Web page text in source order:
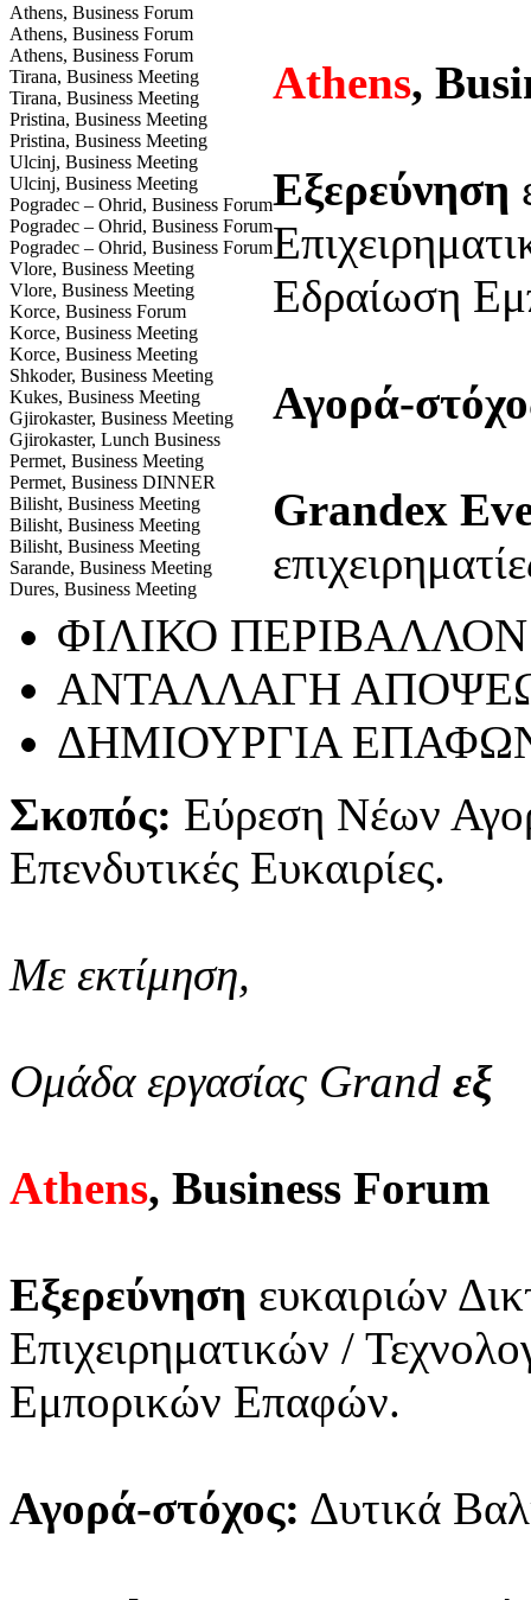
Athens, Business Forum
Athens, Business Forum
Athens, Business Forum
Tirana, Business Meeting
Tirana, Business Meeting
Pristina, Business Meeting
Pristina, Business Meeting
Ulcinj, Business Meeting
Ulcinj, Business Meeting
Pogradec – Ohrid, Business Forum
Pogradec – Ohrid, Business Forum
Pogradec – Ohrid, Business Forum
Vlore, Business Meeting
Vlore, Business Meeting
Korce, Business Forum
Korce, Business Meeting
Korce, Business Meeting
Shkoder, Business Meeting
Kukes, Business Meeting
Gjirokaster, Business Meeting
Gjirokaster, Lunch Business
Permet, Business Meeting
Permet, Business DINNER
Bilisht, Business Meeting
Bilisht, Business Meeting
Bilisht, Business Meeting
Sarande, Business Meeting
Dures, Business Meeting
Athens,
Εξερεύνηση
Εδραίωση
Αγορά-
Grandex
ΦΙΛΙΚΟ ΠΕΡΙΒΑΛΛΟΝ
ΑΝΤΑΛΛΑΓΗ
ΔΗΜΙΟΥΡΓΙΑ
Σκοπός: Εύρεση Νέων
Επενδυτικές Ευκαιρίες.
Με εκτίμηση,
Ομάδα εργασίας Grand εξ
Athens, Business Forum
Εξερεύνηση ευκαιριών
Επιχειρηματικών /
Εμπορικών Επαφών.
Αγορά-στόχος: Δυτικά